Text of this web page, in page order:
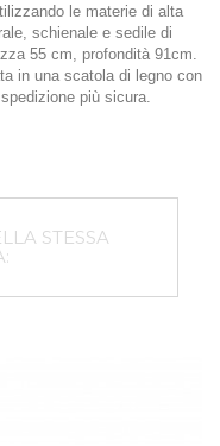
le materie di alta
schienale e sedile di
55 cm, profondità 91cm.
in una scatola di legno con
più sicura.
STESSA